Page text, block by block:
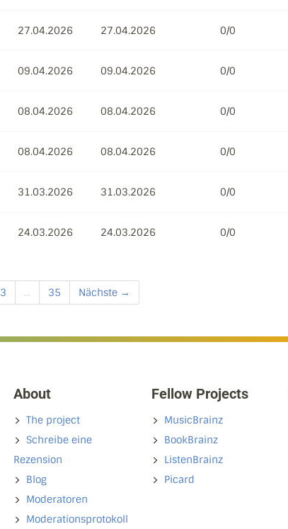
27.04.2026 27.04.2026 0/0
09.04.2026 09.04.2026 0/0
08.04.2026 08.04.2026 0/0
08.04.2026 08.04.2026 0/0
31.03.2026 31.03.2026 0/0
24.03.2026 24.03.2026 0/0
3 ... 35 Nächste →
About
The project
Schreibe eine
Rezension
Blog
Moderatoren
Moderationsprotokoll
Fellow Projects
MusicBrainz
BookBrainz
ListenBrainz
Picard